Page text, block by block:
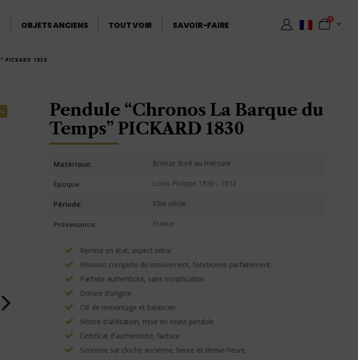
OBJETS ANCIENS TOUT VOIR SAVOIR-FAIRE
0
PICKARD 1830
Pendule “Chronos La Barque du
Temps” PICKARD 1830
Matériaux: Bronze doré au mercure
Époque: Louis-Philippe 1830 - 1852
Période: XIXe siècle
Provenance: France
Remise en état, aspect initial.
Révision complète du mouvement, fonctionne parfaitement.
Parfaite authenticité, sans modification.
Dorure d'origine.
Clé de remontage et balancier.
Notice d'utilisation, mise en route pendule.
Certificat d'authenticité, facture.
Sonnerie sur cloche ancienne, heure et demie-heure.